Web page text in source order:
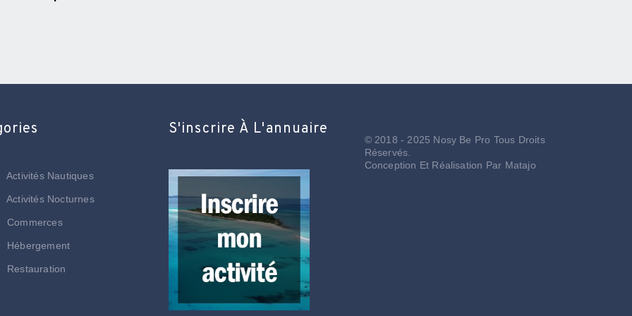
Activités Nautiques
Activités Nocturnes
Commerces
Hébergement
Restauration
S'inscrire À L'annuaire
© 2018 - 2025 Nosy Be Pro Tous Droits
Réservés.
Conception Et Réalisation Par Matajo